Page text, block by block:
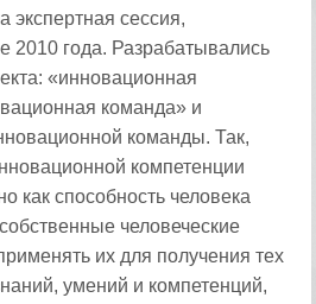
экспертная сессия,
2010 года. Разрабатывались
«инновационная
команда» и
команды. Так,
компетенции
как способность человека
человеческие
их для получения тех
умений и компетенций,